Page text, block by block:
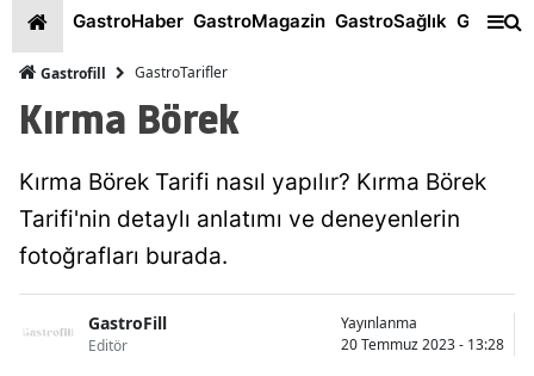
GastroHaber GastroMagazin GastroSağlık
Gastrofill GastroTarifler
Kırma Börek
Kırma Börek Tarifi nasıl yapılır? Kırma Börek
Tarifi'nin detaylı anlatımı ve deneyenlerin
fotoğrafları burada.
GastroFill
Editör
Yayınlanma
20 Temmuz 2023 - 13:28